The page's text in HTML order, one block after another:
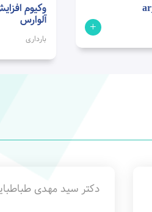
+
وکیوم
آلوارس
بارداری
دکتر سیده مریم
روماتولوژی شیراز |